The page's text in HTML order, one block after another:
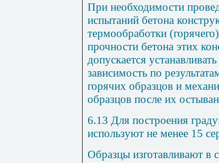
При необходимости
испытаний бетона
термообработки
прочности бетона этих
допускается
зависимость по
горячих образцов и
образцов после их
6.13 Для построения
используют не менее 15
Образцы изготавливают в